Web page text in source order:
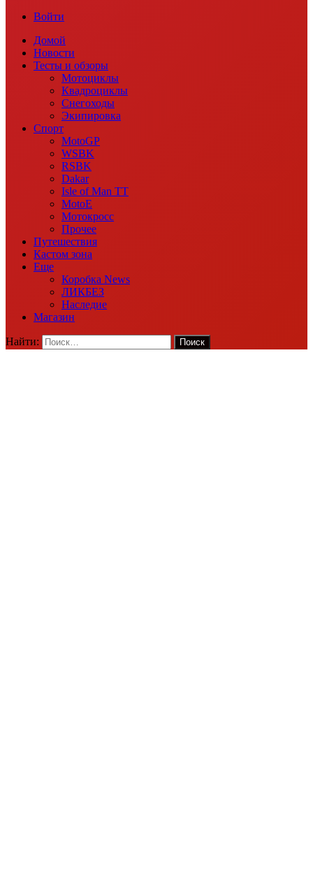
Войти
Домой
Новости
Тесты и обзоры
Мотоциклы
Квадроциклы
Снегоходы
Экипировка
Спорт
MotoGP
WSBK
RSBK
Dakar
Isle of Man TT
MotoE
Мотокросс
Прочее
Путешествия
Кастом зона
Еще
Коробка News
ЛИКБЕЗ
Наследие
Магазин
Найти: